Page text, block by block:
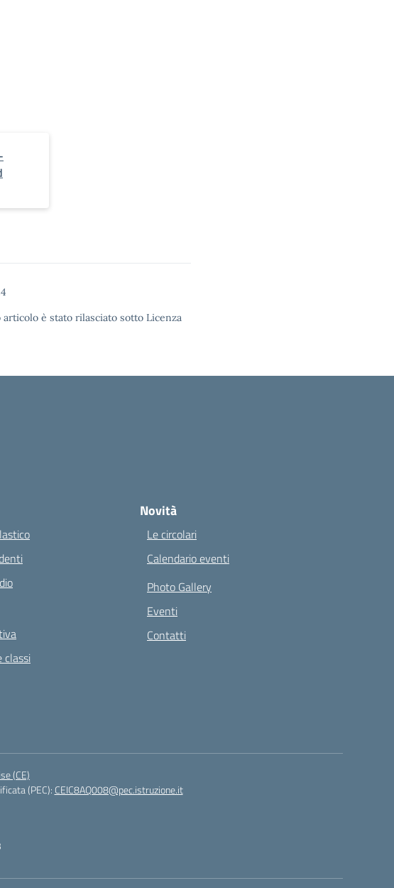
è stato rilasciato sotto Licenza
classi
Novità
Le circolari
Calendario eventi
Photo Gallery
Eventi
Contatti
(CE)
(PEC): CEIC8AQ008@pec.istruzione.it